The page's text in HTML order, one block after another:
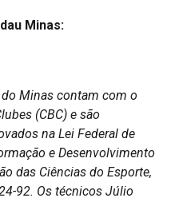
Minas:
Minas contam com o
(CBC) e são
na Lei Federal de
e Desenvolvimento
das Ciências do Esporte,
92. Os técnicos Júlio